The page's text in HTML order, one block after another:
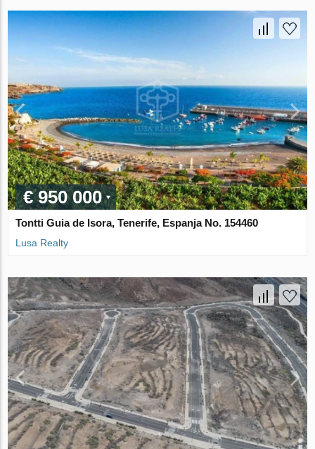
€ 950 000
Tontti Guia de Isora, Tenerife, Espanja No. 154460
Lusa Realty